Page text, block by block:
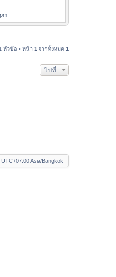
1 หัวข้อ • หน้า 1 จากทั้งหมด 1
ไปที่
UTC+07:00 Asia/Bangkok